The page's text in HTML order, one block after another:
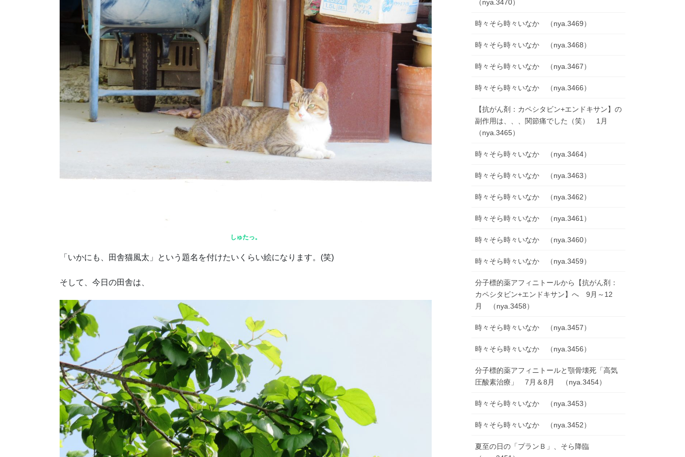
しゅたっ。
「いかにも、田舎猫風太」という題名を付けたいくらい絵になります。(笑)
そして、今日の田舎は、
（nya.3470）
時々そら時々いなか （nya.3469）
時々そら時々いなか （nya.3468）
時々そら時々いなか （nya.3467）
時々そら時々いなか （nya.3466）
【抗がん剤：カペシタビン+エンドキサン】の
副作用は、、、関節痛でした（笑） 1月
（nya.3465）
時々そら時々いなか （nya.3464）
時々そら時々いなか （nya.3463）
時々そら時々いなか （nya.3462）
時々そら時々いなか （nya.3461）
時々そら時々いなか （nya.3460）
時々そら時々いなか （nya.3459）
分子標的薬アフィニトールから【抗がん剤：
カペシタビン+エンドキサン】へ 9月～12
月 （nya.3458）
時々そら時々いなか （nya.3457）
時々そら時々いなか （nya.3456）
分子標的薬アフィニトールと顎骨壊死「高気
圧酸素治療」 7月＆8月 （nya.3454）
時々そら時々いなか （nya.3453）
時々そら時々いなか （nya.3452）
夏至の日の「プランＢ」、そら降臨